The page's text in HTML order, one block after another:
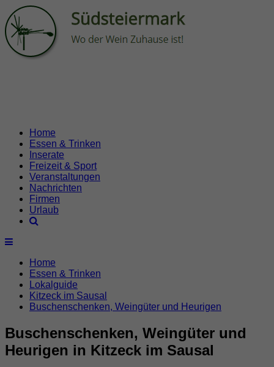
Home
Essen & Trinken
Inserate
Freizeit & Sport
Veranstaltungen
Nachrichten
Firmen
Urlaub
Home
Essen & Trinken
Lokalguide
Kitzeck im Sausal
Buschenschenken, Weingüter und Heurigen
Buschenschenken, Weingüter und
Heurigen in Kitzeck im Sausal